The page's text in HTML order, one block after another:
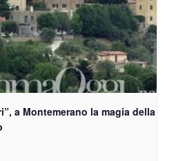
a Montemerano la magia della